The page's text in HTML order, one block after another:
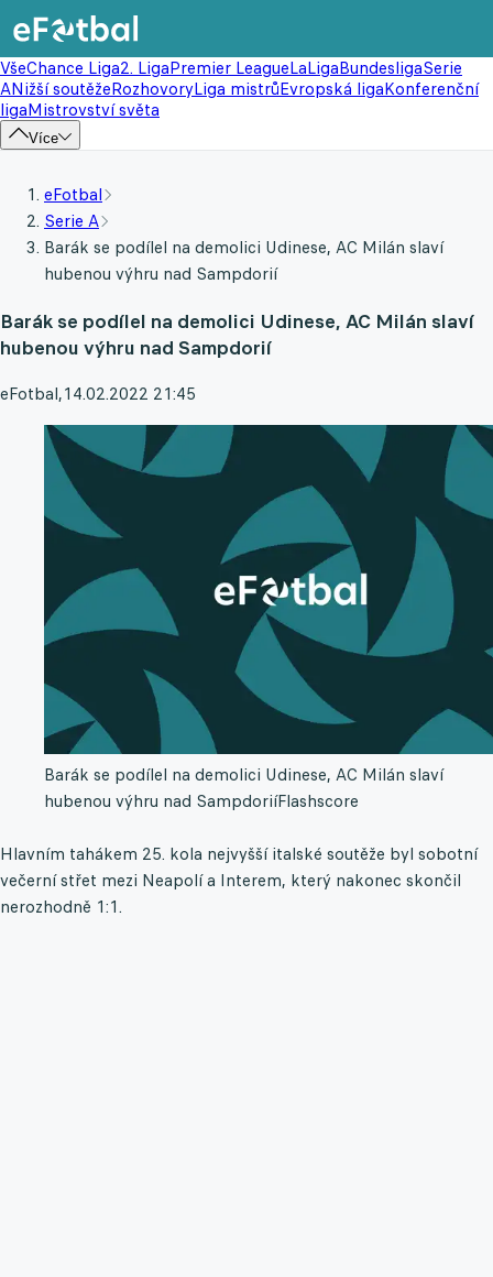
VšeChance Liga2. LigaPremier LeagueLaLigaBundesligaSerie
ANižší soutěžeRozhovoryLiga mistrůEvropská ligaKonferenční
ligaMistrovství světa
Více
eFotbal
Serie A
Barák se podílel na demolici Udinese, AC Milán slaví
hubenou výhru nad Sampdorií
Barák se podílel na demolici Udinese, AC Milán slaví
hubenou výhru nad Sampdorií
eFotbal,14.02.2022 21:45
Barák se podílel na demolici Udinese, AC Milán slaví
hubenou výhru nad SampdoriíFlashscore
Hlavním tahákem 25. kola nejvyšší italské soutěže byl sobotní
večerní střet mezi Neapolí a Interem, který nakonec skončil
nerozhodně 1:1.